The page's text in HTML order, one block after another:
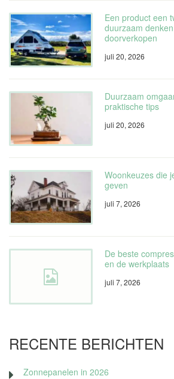
Een product een
duurzaam
doorverkopen
juli 20, 2026
Duurzaam
praktische tips
juli 20, 2026
Woonkeuzes die
geven
juli 7, 2026
De beste
en de werkplaats
juli 7, 2026
RECENTE BERICHTEN
Zonnepanelen in 2026